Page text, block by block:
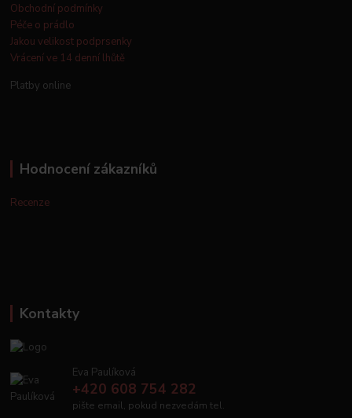
Obchodní podmínky
Péče o prádlo
Jakou velikost podprsenky
Vrácení ve 14 denní lhůtě
Platby online
Hodnocení zákazníků
Recenze
Kontakty
Eva Paulíková
+420 608 754 282
pište email, pokud nezvedám tel.